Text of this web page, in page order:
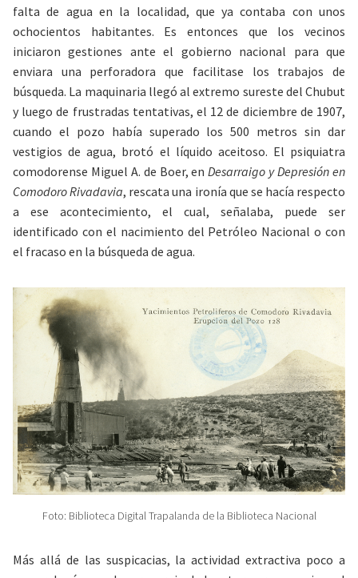
falta de agua en la localidad, que ya contaba con unos
ochocientos habitantes. Es entonces que los vecinos
iniciaron gestiones ante el gobierno nacional para que
enviara una perforadora que facilitase los trabajos de
búsqueda. La maquinaria llegó al extremo sureste del Chubut
y luego de frustradas tentativas, el 12 de diciembre de 1907,
cuando el pozo había superado los 500 metros sin dar
vestigios de agua, brotó el líquido aceitoso. El psiquiatra
comodorense Miguel A. de Boer, enDesarraigo y Depresión en
Comodoro Rivadavia, rescata una ironía que se hacía respecto
a ese acontecimiento, el cual, señalaba, puede ser
identificado con el nacimiento del Petróleo Nacional o con
el fracaso en la búsqueda de agua.
Foto: Biblioteca Digital Trapalanda de la Biblioteca Nacional
Más allá de las suspicacias, la actividad extractiva poco a